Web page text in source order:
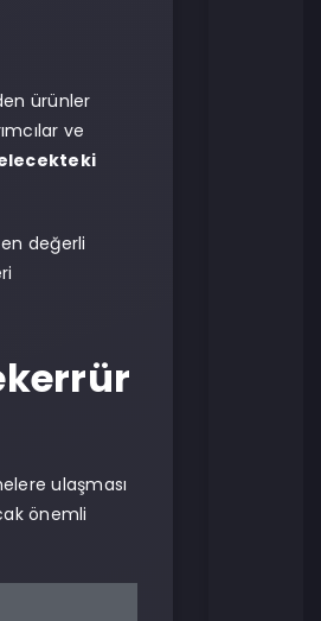
ürünler
ve
değerli
ulaşması
önemli